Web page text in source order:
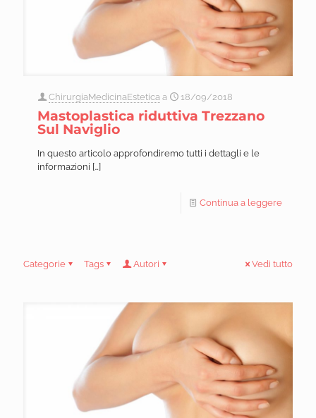
ChirurgiaMedicinaEstetica a 18/09/2018
Mastoplastica riduttiva Trezzano
Sul Naviglio
In questo articolo approfondiremo tutti i dettagli e le
informazioni […]
Continua a leggere
Categorie Tags Autori Vedi tutto